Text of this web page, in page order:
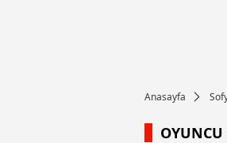
Anasayfa
OYUNCU